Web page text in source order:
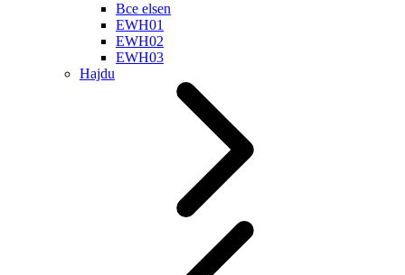
Все elsen
EWH01
EWH02
EWH03
Hajdu